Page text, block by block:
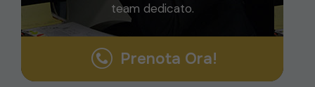
team dedicato.
Prenota Ora!